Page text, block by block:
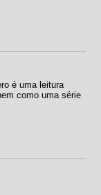
é uma leitura
como uma série